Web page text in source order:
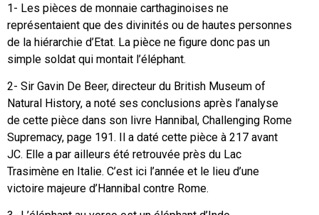
1- Les pièces de monnaie carthaginoises ne
représentaient que des divinités ou de hautes personnes
de la hiérarchie d’Etat. La pièce ne figure donc pas un
simple soldat qui montait l’éléphant.
2- Sir Gavin De Beer, directeur du British Museum of
Natural History, a noté ses conclusions après l’analyse
de cette pièce dans son livre Hannibal, Challenging Rome
Supremacy, page 191. Il a daté cette pièce à 217 avant
JC. Elle a par ailleurs été retrouvée près du Lac
Trasimène en Italie. C’est ici l’année et le lieu d’une
victoire majeure d’Hannibal contre Rome.